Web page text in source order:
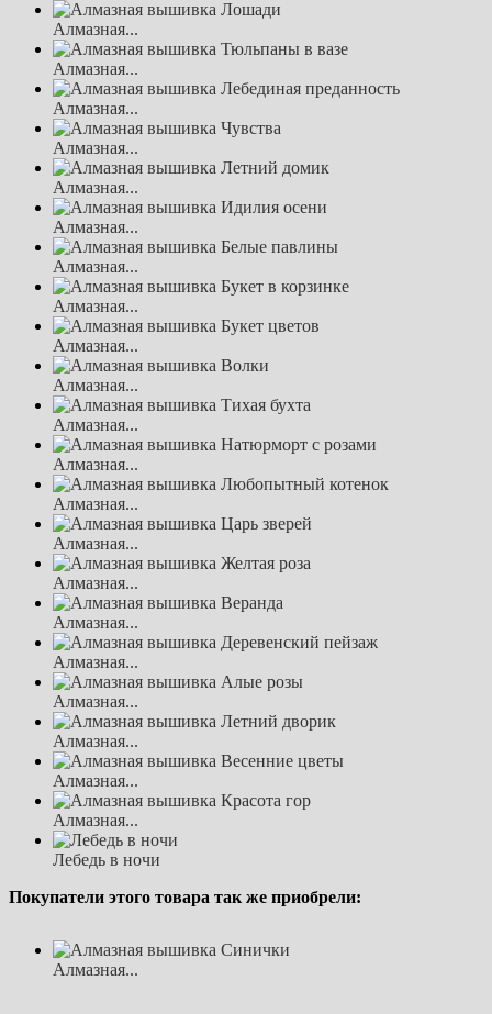
Алмазная...
Алмазная...
Алмазная...
Алмазная...
Алмазная...
Алмазная...
Алмазная...
Алмазная...
Алмазная...
Алмазная...
Алмазная...
Алмазная...
Алмазная...
Алмазная...
Алмазная...
Алмазная...
Алмазная...
Алмазная...
Алмазная...
Алмазная...
Алмазная...
Лебедь в ночи
Покупатели этого товара так же приобрели:
Алмазная...